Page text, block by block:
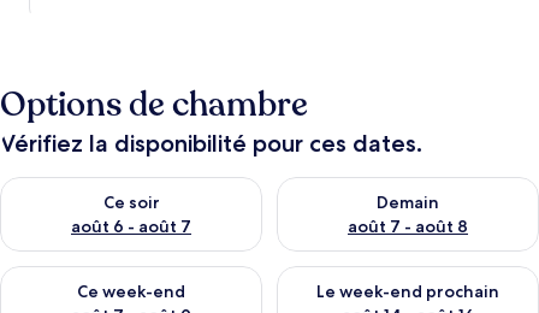
Options de chambre
Vérifiez la disponibilité pour ces dates.
Ce soir
août 6 - août 7
Vérifier la disponibilité pour ce soir août 6 - août 7
Demain
août 7 - août 8
Vérifier la disponibilité pour
Ce week-end
Vérifier la disponibilité pour ce week-end août 7 - août 9
Le week-end prochain
Vérifier la disponibilité pour